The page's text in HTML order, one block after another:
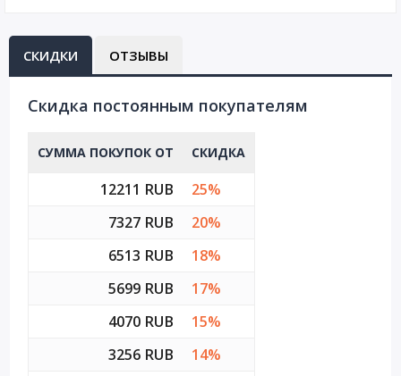
СКИДКИ ОТЗЫВЫ
Cкидка постоянным покупателям
СУММА ПОКУПОК ОТ СКИДКА
12211 RUB
25%
7327 RUB
20%
6513 RUB
18%
5699 RUB
17%
4070 RUB
15%
3256 RUB
14%